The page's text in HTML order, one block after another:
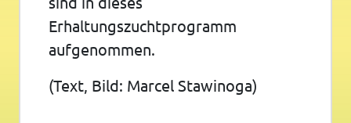
Erhaltungszuchtprogramm
aufgenommen.
(Text, Bild: Marcel Stawinoga)